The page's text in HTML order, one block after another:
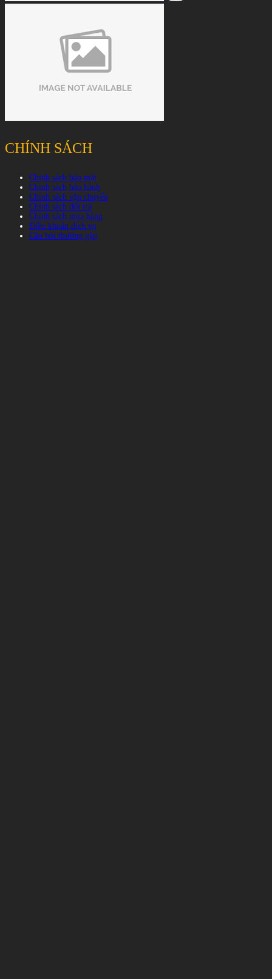
CHÍNH SÁCH
Chính sách bảo mật
Chính sách bảo hành
Chính sách vận chuyển
Chính sách đổi trả
Chính sách mua hàng
Điều khoản dịch vụ
Câu hỏi thường gặp